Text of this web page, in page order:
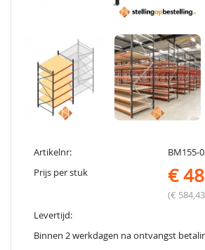
Artikelnr:
BM155-
Prijs per stuk
€
(€
Levertijd:
Binnen 2 werkdagen na ontvangst